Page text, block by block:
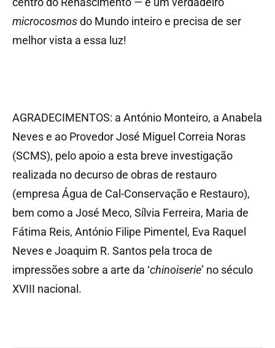
microcosmosdo Mundo inteiro e precisa de ser
melhor vista a essa luz!
AGRADECIMENTOS: a António Monteiro, a Anabela
Neves e ao Provedor José Miguel Correia Noras
(SCMS), pelo apoio a esta breve investigação
realizada no decurso de obras de restauro
(empresa Água de Cal-Conservação e Restauro),
bem como a José Meco, Sílvia Ferreira, Maria de
Fátima Reis, António Filipe Pimentel, Eva Raquel
Neves e Joaquim R. Santos pela troca de
impressões sobre a arte da ‘chinoiserie’ no século
XVIII nacional.